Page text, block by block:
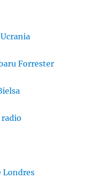
Forrester
Londres